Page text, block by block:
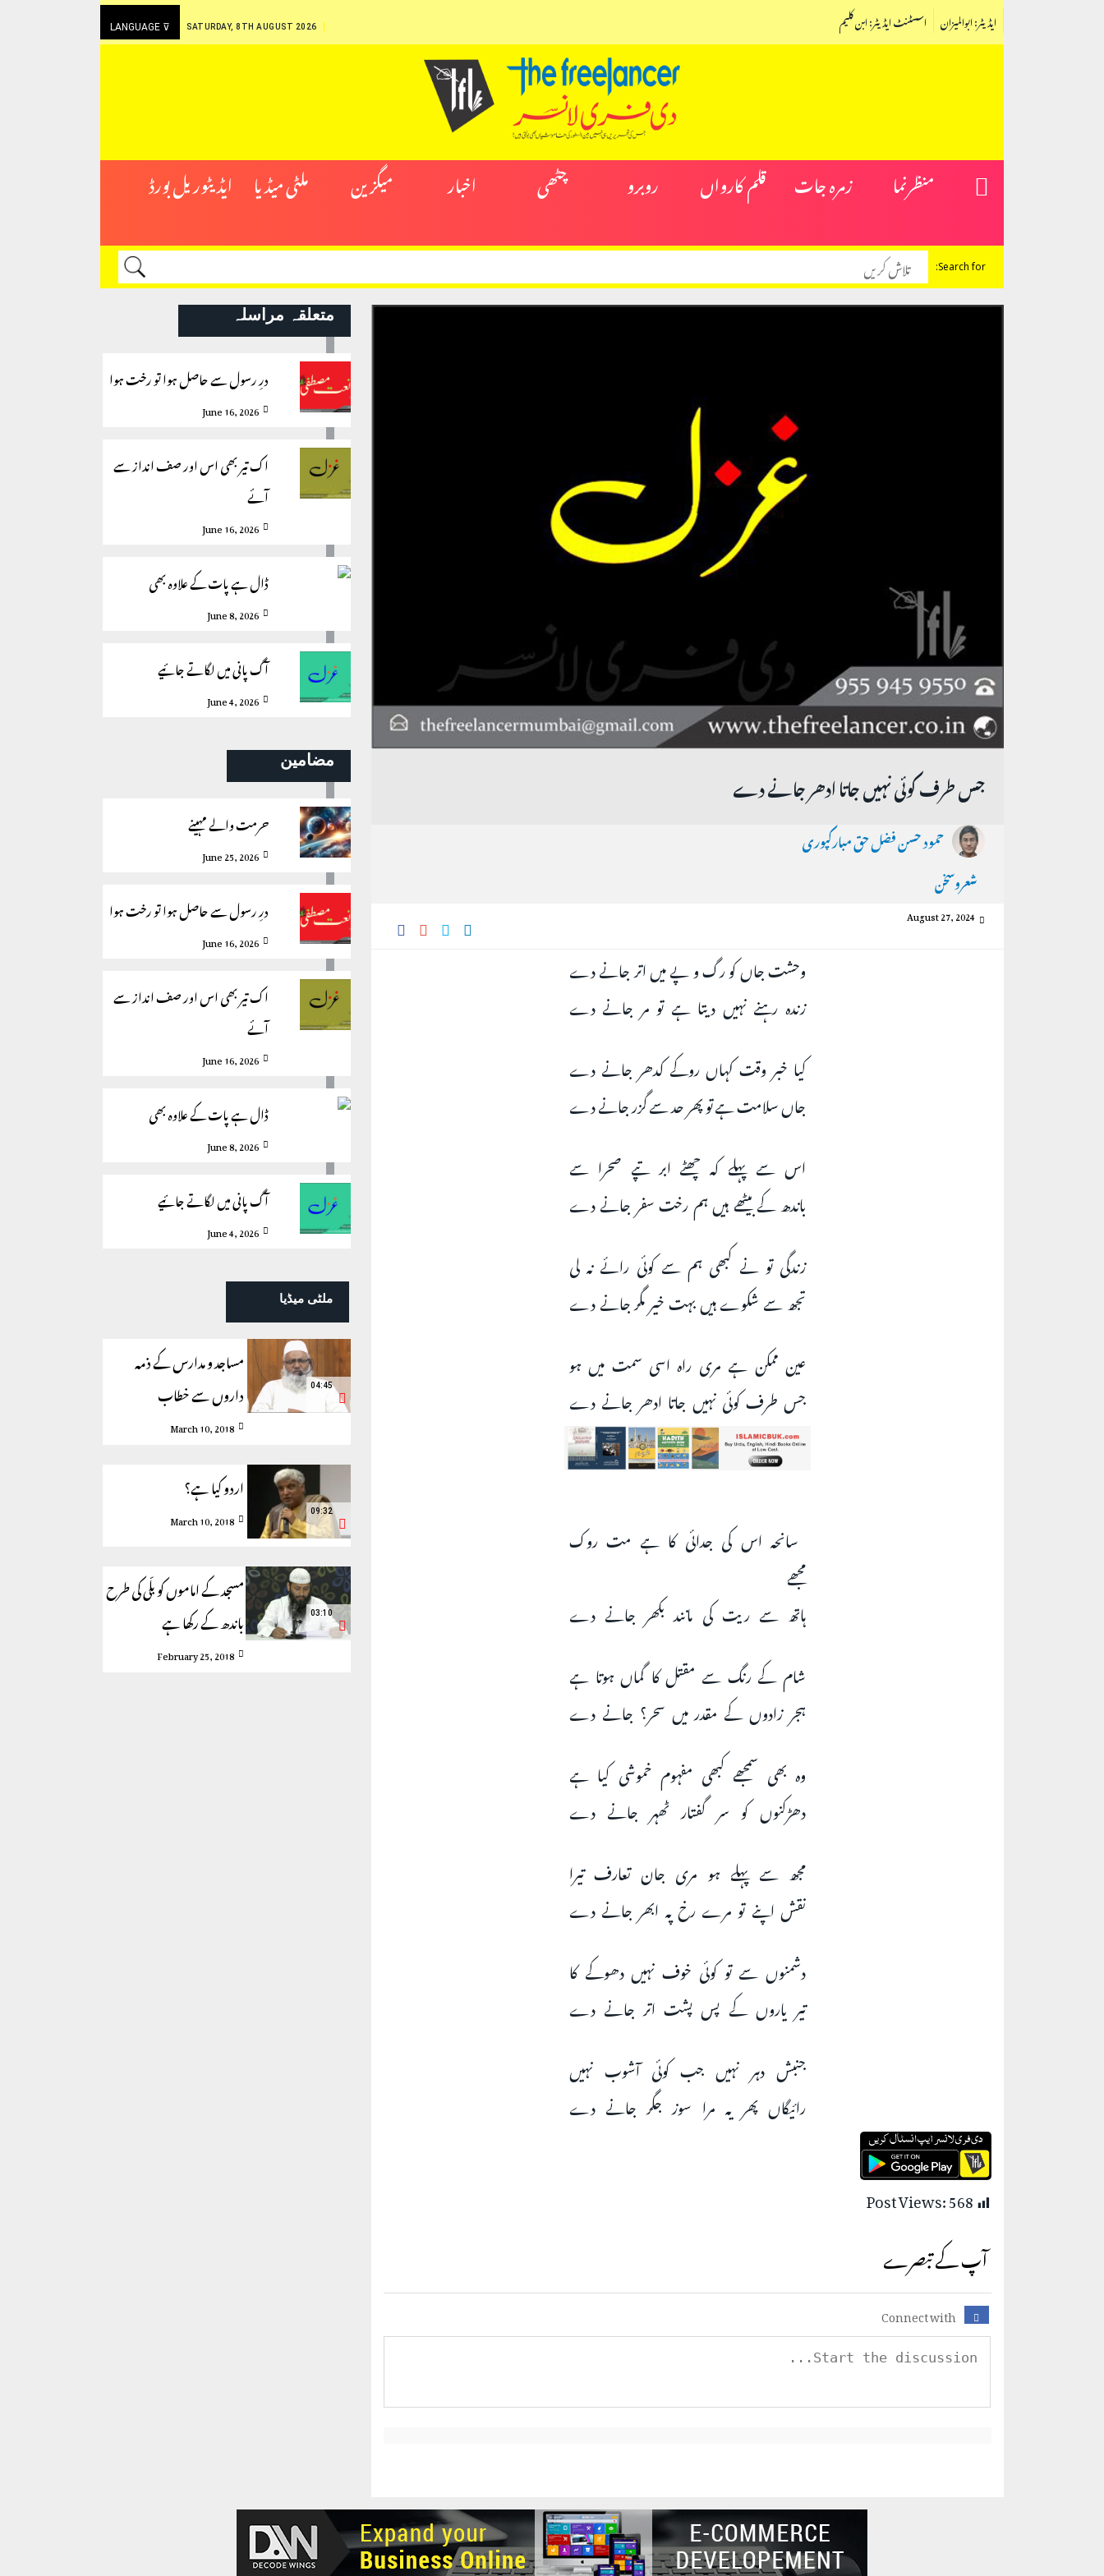
LANGUAGE ⊽ SATURDAY, 8TH AUGUST 2026 اسسٹنٹ ایڈیٹر: ابن کلیم ایڈیٹر: ابوالمیزان
منظرنما زمرہ جات قلم کارواں روبرو چٹھی اخبار میگزین ملٹی میڈیا ایڈیٹوریل بورڈ
Search for:
جس طرف کوئی نہیں جاتا ادھر جانے دے
حمود حسن فضل حق مبارکپوری
شعروسخن
August 27, 2024
وحشت جاں کو رگ و پے میں اتر جانے دے
زندہ رہنے نہیں دیتا ہے تو مر جانے دے
کیا خبر وقت کہاں روکے کدھر جانے دے
جاں سلامت ہے تو پھر حد سے گزر جانے دے
اس سے پہلے کہ چھٹے ابر تپے صحرا سے
باندھ کے بیٹھے ہیں ہم رخت سفر جانے دے
زندگی تو نے کبھی ہم سے کوئی رائے نہ لی
تجھ سے شکوے ہیں بہت خیر مگر جانے دے
عین ممکن ہے مری راہ اسی سمت میں ہو
جس طرف کوئی نہیں جاتا ادھر جانے دے
سانحہ اس کی جدائی کا ہے مت روک
مجھے
ہاتھ سے ریت کی مانند بکھر جانے دے
شام کے رنگ سے مقتل کا گماں ہوتا ہے
ہجر زادوں کے مقدر میں سحر؟ جانے دے
وہ بھی سمجھے کبھی مفہوم خموشی کیا ہے
دھڑکنوں کو سر گفتار ٹھہر جانے دے
مجھ سے پہلے ہو مری جان تعارف تیرا
نقش اپنے تو مرے رخ پہ ابھر جانے دے
دشمنوں سے تو کوئی خوف نہیں دھوکے کا
تیر یاروں کے پس پشت اتر جانے دے
جنبش دہر نہیں جب کوئی آشوب نہیں
رائیگاں پھر یہ مرا سوز جگر جانے دے
Post Views:568
آپ کے تبصرے
Connect with
متعلقہ مراسلہ
درِ رسول سے حاصل ہوا تو رخت ہوا
June 16, 2026
اک تیر بھی اس اور صف انداز سے
آئے
June 16, 2026
ڈال ہے پات کے علاوہ بھی
June 8, 2026
آگ پانی میں لگاتے جائیے
June 4, 2026
مضامین
حرمت والے مہینے
June 25, 2026
درِ رسول سے حاصل ہوا تو رخت ہوا
June 16, 2026
اک تیر بھی اس اور صف انداز سے
آئے
June 16, 2026
ڈال ہے پات کے علاوہ بھی
June 8, 2026
آگ پانی میں لگاتے جائیے
June 4, 2026
ملٹی میڈیا
مساجد و مدارس کے ذمہ
داروں سے خطاب
March 10, 2018
04:45
اردو کیا ہے؟
March 10, 2018 09:32
مسجد کے اماموں کو بلّی کی طرح
باندھ کے رکھا ہے
February 25, 2018
03:10